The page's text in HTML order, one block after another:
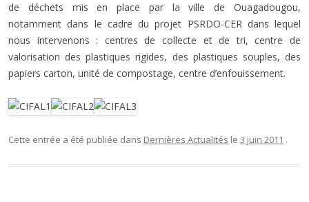
de déchets mis en place par la ville de Ouagadougou,
notamment dans le cadre du projet PSRDO-CER dans lequel
nous intervenons : centres de collecte et de tri, centre de
valorisation des plastiques rigides, des plastiques souples, des
papiers carton, unité de compostage, centre d’enfouissement.
Cette entrée a été publiée dans Dernières Actualités le 3 juin 2011 .